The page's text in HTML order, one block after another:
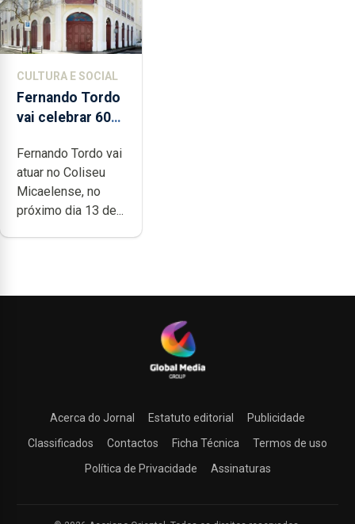
CULTURA E SOCIAL
Fernando Tordo
vai celebrar 60
no Coliseu
Micaelense
Fernando Tordo vai
atuar no Coliseu
Micaelense, no
próximo dia 13 de...
Acerca do Jornal Estatuto editorial
Publicidade
Classificados
Contactos Ficha Técnica
Termos de uso
Política de Privacidade
Assinaturas